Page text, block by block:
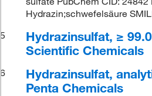
Hydrazin;schwefelsäure
5
Hydrazinsulfat, ≥
Scientific Chemicals
6
Hydrazinsulfat,
Penta Chemicals